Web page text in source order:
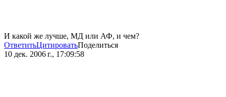
И какой же лучше, МД или АФ, и чем?
ОтветитьЦитироватьПоделиться
10 дек. 2006 г., 17:09:58